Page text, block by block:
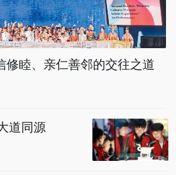
修睦、亲仁善邻的交往之道
道同源